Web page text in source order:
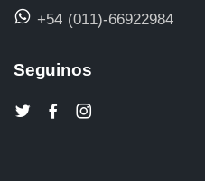
+54 (011)-66922984
Seguinos